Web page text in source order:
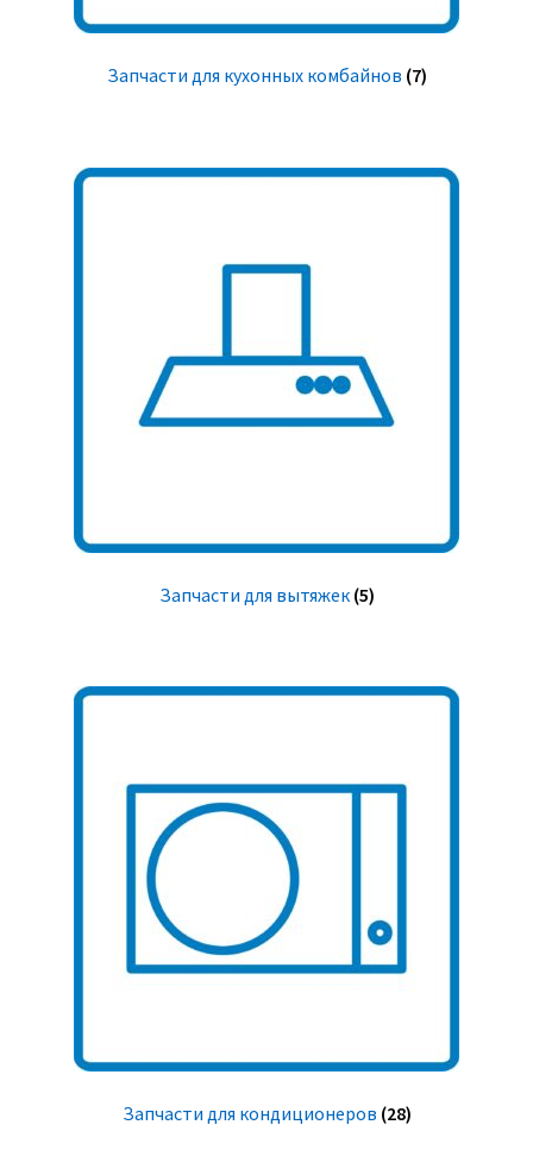
Запчасти для кухонных комбайнов (7)
Запчасти для вытяжек (5)
Запчасти для кондиционеров (28)